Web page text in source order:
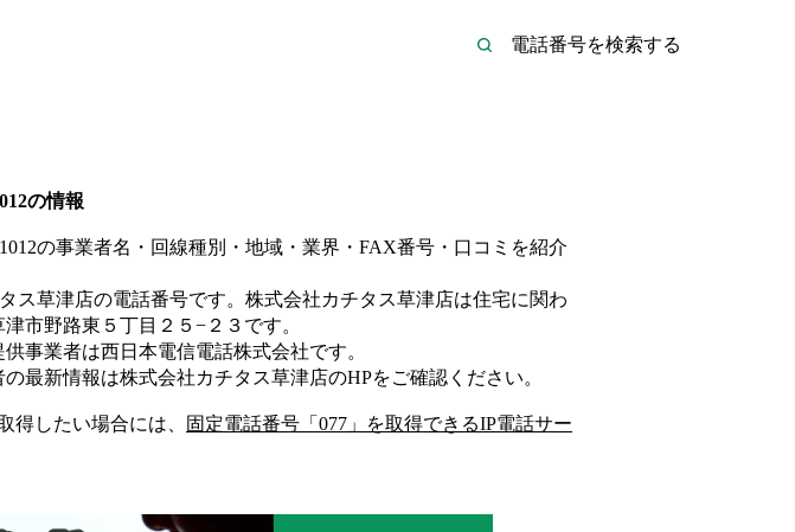
の情報
の事業者名・回線種別・地域・業界・FAX番号・口コミを紹介
ス草津店の電話番号です。 株式会社カチタス草津店は住宅に関わ
市野路東５丁目２５−２３ です。
供事業者は西日本電信電話株式会社です。
の最新情報は株式会社カチタス草津店のHPをご確認ください。
得したい場合には、 固定電話番号「 077 」を取得できるIP電話サー